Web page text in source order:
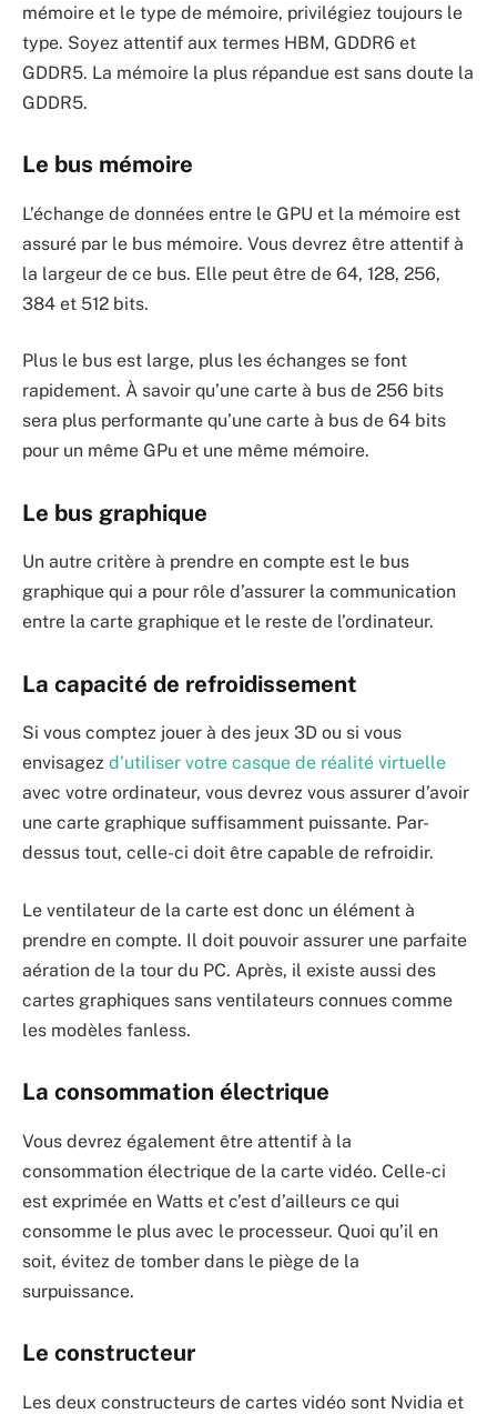
mémoire et le type de mémoire, privilégiez toujours le
type. Soyez attentif aux termes HBM, GDDR6 et
GDDR5. La mémoire la plus répandue est sans doute la
GDDR5.
Le bus mémoire
L’échange de données entre le GPU et la mémoire est
assuré par le bus mémoire. Vous devrez être attentif à
la largeur de ce bus. Elle peut être de 64, 128, 256,
384 et 512 bits.
Plus le bus est large, plus les échanges se font
rapidement. À savoir qu’une carte à bus de 256 bits
sera plus performante qu’une carte à bus de 64 bits
pour un même GPu et une même mémoire.
Le bus graphique
Un autre critère à prendre en compte est le bus
graphique qui a pour rôle d’assurer la communication
entre la carte graphique et le reste de l’ordinateur.
La capacité de refroidissement
Si vous comptez jouer à des jeux 3D ou si vous
envisagez d’utiliser votre casque de réalité virtuelle
avec votre ordinateur, vous devrez vous assurer d’avoir
une carte graphique suffisamment puissante. Par-
dessus tout, celle-ci doit être capable de refroidir.
Le ventilateur de la carte est donc un élément à
prendre en compte. Il doit pouvoir assurer une parfaite
aération de la tour du PC. Après, il existe aussi des
cartes graphiques sans ventilateurs connues comme
les modèles fanless.
La consommation électrique
Vous devrez également être attentif à la
consommation électrique de la carte vidéo. Celle-ci
est exprimée en Watts et c’est d’ailleurs ce qui
consomme le plus avec le processeur. Quoi qu’il en
soit, évitez de tomber dans le piège de la
surpuissance.
Le constructeur
Les deux constructeurs de cartes vidéo sont Nvidia et